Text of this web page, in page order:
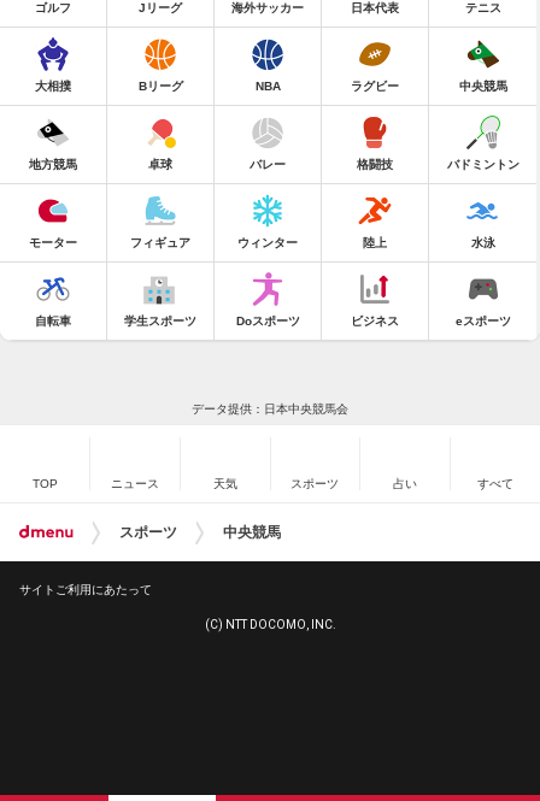
ゴルフ Jリーグ 海外サッカー 日本代表 テニス
大相撲 Bリーグ NBA ラグビー 中央競馬
地方競馬 卓球 バレー 格闘技 バドミントン
モーター フィギュア ウィンター 陸上 水泳
自転車 学生スポーツ Doスポーツ ビジネス eスポーツ
データ提供：日本中央競馬会
TOP ニュース 天気 スポーツ 占い すべて
スポーツ 中央競馬
サイトご利用にあたって
(C) NTT DOCOMO, INC.